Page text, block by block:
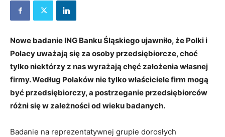
Nowe badanie ING Banku Śląskiego ujawniło, że Polki i
Polacy uważają się za osoby przedsiębiorcze, choć
tylko niektórzy z nas wyrażają chęć założenia własnej
firmy. Według Polaków nie tylko właściciele firm mogą
być przedsiębiorczy, a postrzeganie przedsiębiorców
różni się w zależności od wieku badanych.
Badanie na reprezentatywnej grupie dorosłych